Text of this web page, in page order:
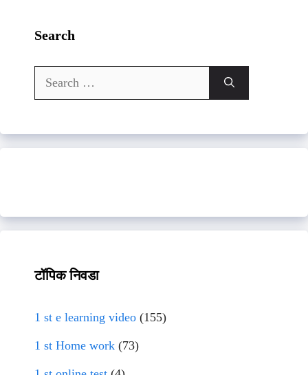
Search
Search
for:
टॉपिक निवडा
1 st e learning video (155)
1 st Home work (73)